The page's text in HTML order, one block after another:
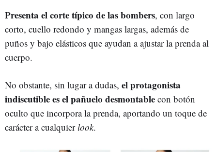
Presenta el corte típico de las bombers, con largo
corto, cuello redondo y mangas largas, además de
puños y bajo elásticos que ayudan a ajustar la prenda al
cuerpo.
No obstante, sin lugar a dudas, el protagonista
indiscutible es el pañuelo desmontable con botón
oculto que incorpora la prenda, aportando un toque de
carácter a cualquierlook.